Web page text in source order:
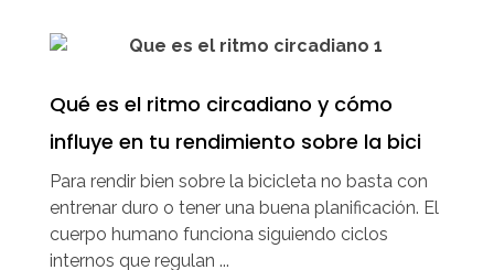
Qué es el ritmo circadiano y cómo
influye en tu rendimiento sobre la bici
Para rendir bien sobre la bicicleta no basta con
entrenar duro o tener una buena planificación. El
cuerpo humano funciona siguiendo ciclos
internos que regulan ...